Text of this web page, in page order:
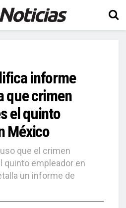
informe
que crimen
el quinto
México
que el crimen
quinto empleador en
un informe de